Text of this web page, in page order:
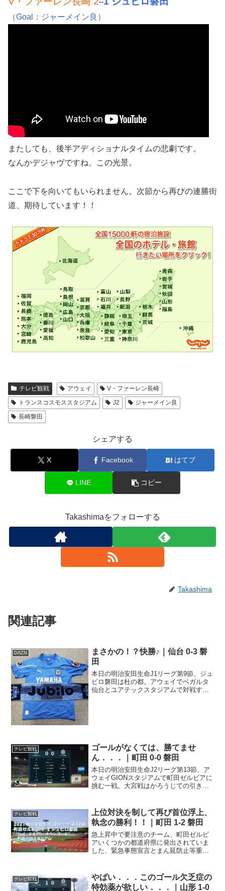
（Goal：ジャーメイン良）
またしても、後半アディショナルタイムの悲劇です。
なんかデジャヴですね、この光景。
ここで下を向いてもいられません。次節から再びの連勝街
道、期待しています！！
テレビ観戦 アウェイ
V・ファーレン長崎
トランスコスモススタジアム
J2
ジャーメイン良
長崎磐田
シェアする
X Facebook はてブ
LINE コピー
Takashimaをフォローする
Takashima
関連記事
DAZN
まさかの！？快勝♪｜仙台 0-3 磐
田
本日の明治安田生命J1リーグ第9節、ジュ
ビロ磐田は杜の都。アウェイでベガルタ
仙台とユアテックスタジアムで対戦する
テレビ観戦
ゴールがなくては、勝てませ
ん．．．｜町田 0-0 磐田
本日の明治安田生命J2リーグ第13節、ア
ウェイGIONスタジアムで町田ゼルビアに
挑む一戦。大宮戦はかろうじての引き分
戦。職場からの帰り道．．．今の私の職
場は、八王子みなみ...
テレビ観戦
上位対決を制して再び首位浮上、
執念の勝利！！｜町田 1-2 磐田
急上昇中で要注意のチーム、町田ゼルビ
アいくつかの都道府県に発出されていま
した、緊急事態宣言とまん延防止等重点
なりました。とはいえ、平穏な生活には
まだまだ遠いのですが、...
テレビ観戦
やばい．．．このゴール欠乏症の
特効薬が欲しい．．．｜山形 1-0